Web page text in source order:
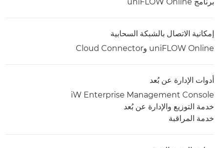
برنامج uniFLOW Online
إمكانية الاتصال بالشبكة السحابية
uniFLOW Online وCloud Connector
أدوات الإدارة عن بُعد
iW Enterprise Management Console
خدمة التوزيع والإدارة عن بُعد
خدمة المراقبة